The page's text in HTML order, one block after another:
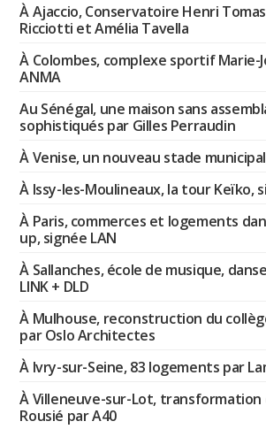
À Ajaccio, Conservatoire Henri
Ricciotti et Amélia Tavella
À Colombes, complexe sportif Marie-
ANMA
Au Sénégal, une maison sans
sophistiqués par Gilles Perraudin
À Venise, un nouveau stade
À Issy-les-Moulineaux, la tour Keïko,
À Paris, commerces et logements
up, signée LAN
À Sallanches, école de musique,
LINK + DLD
À Mulhouse, reconstruction du
par Oslo Architectes
À Ivry-sur-Seine, 83 logements par
À Villeneuve-sur-Lot, transformation
Rousié par A40